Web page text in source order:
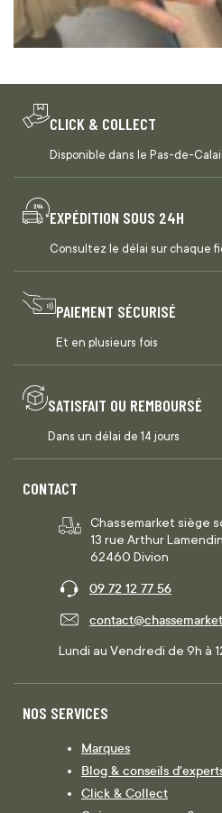
CLICK & COLLECT
Disponible dans le Pas-de-
EXPÉDITION SOUS 24H
Consultez le délai sur chaque
PAIEMENT SÉCURISÉ
Et en plusieurs fois
SATISFAIT OU REMBOURSÉ
Dans un délai de 14 jours
CONTACT
Chassemarket siège
13 rue Arthur Lamendin
62460 Divion
09 72 12 77 56
Lundi au Vendredi de 9h à
NOS SERVICES
Marques
Blog & conseils
Click & Collect